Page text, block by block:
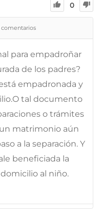
0
comentarios
para empadroñar
de los padres?
empadronada y
tal documento
o trámites
matrimonio aún
a la separación. Y
beneficiada la
al niño.